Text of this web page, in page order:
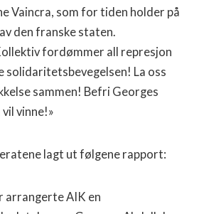
Vaincra, som for tiden holder på
den franske staten.
fordømmer all represjon
solidaritetsbevegelsen! La oss
sammen! Befri Georges
vinne!»
lagt ut følgene rapport:
arrangerte AIK en